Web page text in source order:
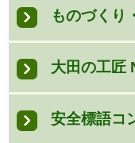
ものづくり
大田の工匠
安全標語コ